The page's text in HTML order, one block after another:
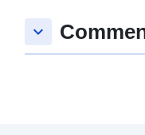
keyboard_arrow_down